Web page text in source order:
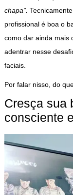
chapa”.
profissional é boa o
como dar ainda mais
adentrar nesse
faciais.
Por falar nisso, do
Cresça sua
consciente